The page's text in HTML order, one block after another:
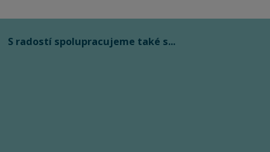
S radostí spolupracujeme také s...